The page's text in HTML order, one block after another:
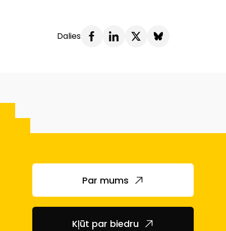
Dalies
Par mums
Kļūt par biedru